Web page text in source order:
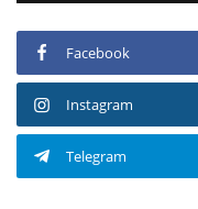
Facebook
Instagram
Telegram